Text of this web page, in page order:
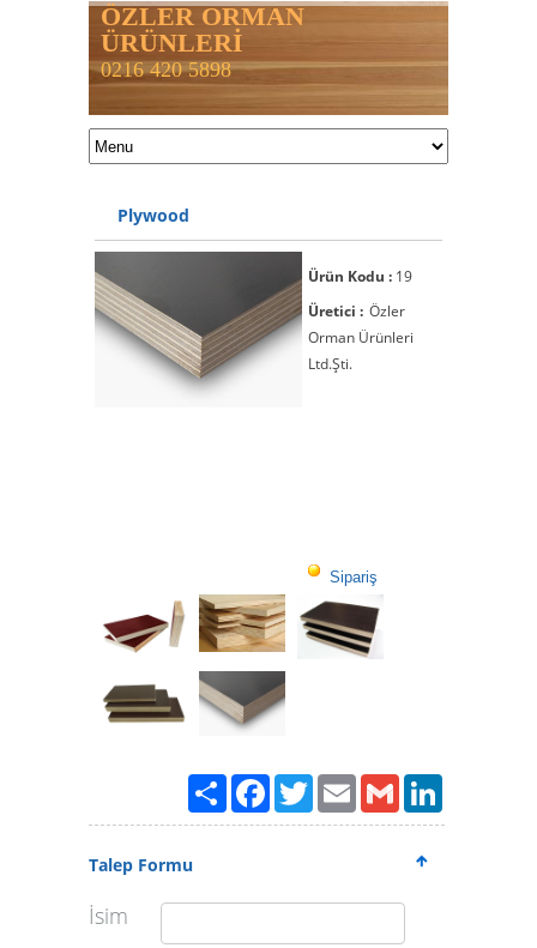
ÖZLER ORMAN
ÜRÜNLERİ
0216 420 5898
Plywood
Ürün Kodu : 19
Üretici : Özler
Orman Ürünleri
Ltd.Şti.
Sipariş
PaylaşFacebook
TwitterEmailGmail
Talep Formu
İsim